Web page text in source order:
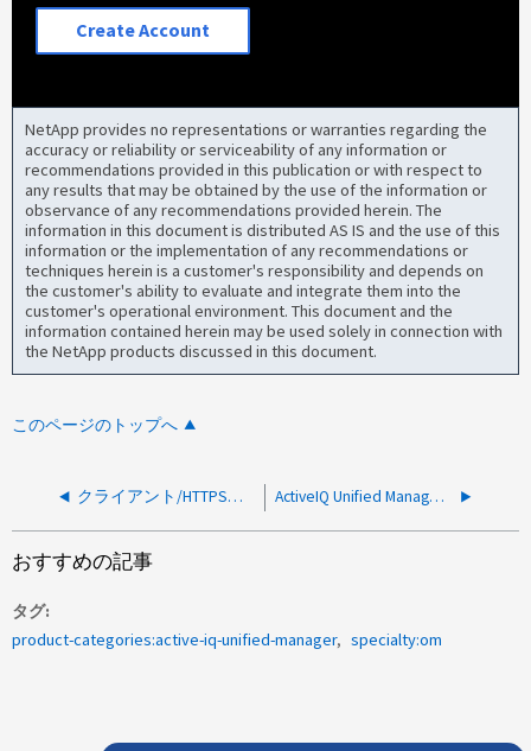
Create Account
NetApp provides no representations or warranties regarding the
accuracy or reliability or serviceability of any information or
recommendations provided in this publication or with respect to
any results that may be obtained by the use of the information or
observance of any recommendations provided herein. The
information in this document is distributed AS IS and the use of this
information or the implementation of any recommendations or
techniques herein is a customer's responsibility and depends on
the customer's ability to evaluate and integrate them into the
customer's operational environment. This document and the
information contained herein may be used solely in connection with
the NetApp products discussed in this document.
このページのトップへ
クライアント/HTTPS証明書の期限切れにより、AIQUMで既存のクラスタへのクラスタ追加または取得に失敗する ActiveIQ Unified Manager で syslog サーバを構成できません
おすすめの記事
タグ
product-categories:active-iq-unified-manager
specialty:om